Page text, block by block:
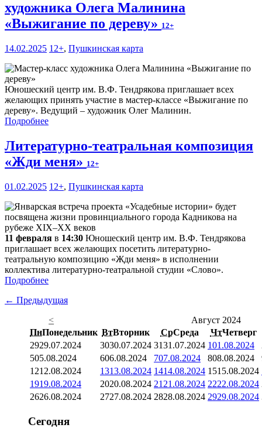
художника Олега Малинина
«Выжигание по дереву» 12+
14.02.2025 12+, Пушкинская карта
Юношеский центр им. В.Ф. Тендрякова приглашает всех
желающих принять участие в мастер-классе «Выжигание по
дереву». Ведущий – художник Олег Малинин.
Подробнее
Литературно-театральная композиция
«Жди меня» 12+
01.02.2025 12+, Пушкинская карта
11 февраля в 14:30 Юношеский центр им. В.Ф. Тендрякова
приглашает всех желающих посетить литературно-
театральную композицию «Жди меня» в исполнении
коллектива литературно-театральной студии «Слово».
Подробнее
← Предыдущая
<
Август 2024
ПнПонедельник ВтВторник СрСреда ЧтЧетверг
2929.07.2024 3030.07.2024 3131.07.2024 101.08.2024
505.08.2024 606.08.2024 707.08.2024 808.08.2024
1212.08.2024 1313.08.2024 1414.08.2024 1515.08.2024
1919.08.2024 2020.08.2024 21 21.08.2024 2222.08.2024
2626.08.2024 2727.08.2024 2828.08.2024 2929.08.2024
Сегодня